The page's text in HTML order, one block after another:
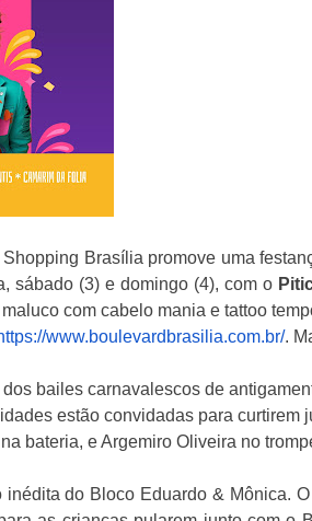
Brasília promove uma
sábado (3) e domingo (4), com o
com cabelo mania e tattoo
www.boulevardbrasilia.com.br/.
bailes carnavalescos de
estão convidadas para curtirem
bateria, e Argemiro Oliveira no
inédita do Bloco Eduardo & Mônica.